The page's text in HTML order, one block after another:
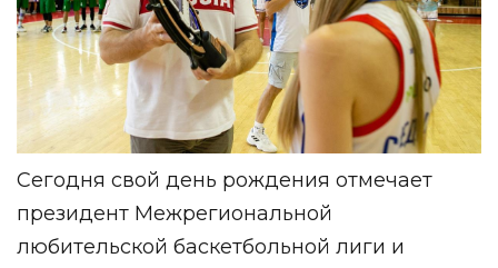
Сегодня свой день рождения отмечает
президент Межрегиональной
любительской баскетбольной лиги и